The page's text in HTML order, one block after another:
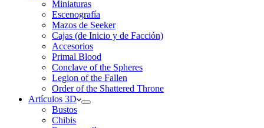
Miniaturas
Escenografía
Mazos de Seeker
Cajas (de Inicio y de Facción)
Accesorios
Primal Blood
Conclave of the Spheres
Legion of the Fallen
Order of the Shattered Throne
Artículos 3D
Bustos
Chibis